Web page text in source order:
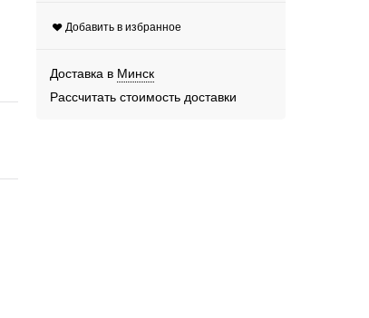
Добавить в избранное
Доставка в Минск
Рассчитать стоимость доставки